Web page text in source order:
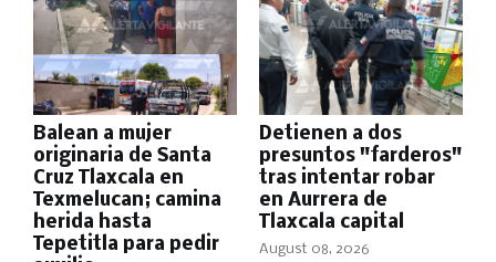
Balean a mujer
originaria de Santa
Cruz Tlaxcala en
Texmelucan; camina
herida hasta
Tepetitla para pedir
Detienen a dos
presuntos "farderos"
tras intentar robar
en Aurrera de
Tlaxcala capital
August 08, 2026